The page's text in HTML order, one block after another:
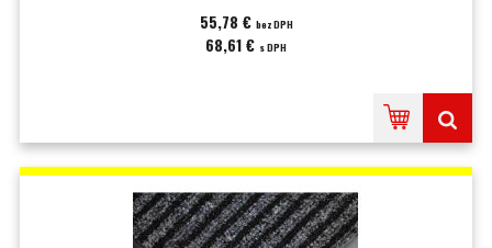
55,78 € bez DPH
68,61 € s DPH